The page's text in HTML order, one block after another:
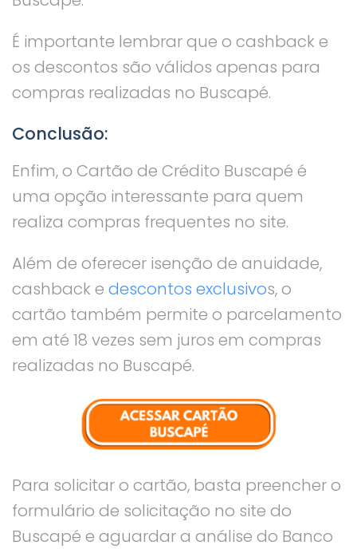
É importante lembrar que o cashback e
os descontos são válidos apenas para
compras realizadas no Buscapé.
Conclusão:
Enfim, o Cartão de Crédito Buscapé é
uma opção interessante para quem
realiza compras frequentes no site.
Além de oferecer isenção de anuidade,
cashback e descontos exclusivos, o
cartão também permite o parcelamento
em até 18 vezes sem juros em compras
realizadas no Buscapé.
Para solicitar o cartão, basta preencher o
formulário de solicitação no site do
Buscapé e aguardar a análise do Banco